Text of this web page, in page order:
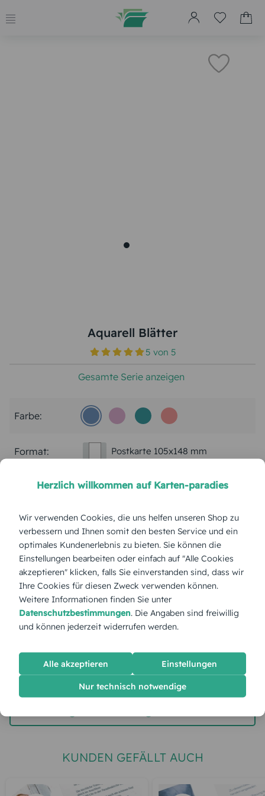
Aquarell Blätter
5 von 5
Gesamte Serie anzeigen
Farbe:
Format: Postkarte 105x148 mm
Papierart: Bilderdruck
Menge:
Stückpreis: 1,55 €
Gesamtpreis: 38,75 €
jetzt gestalten
KUNDEN GEFÄLLT AUCH
Herzlich willkommen auf Karten-paradies
Wir verwenden Cookies, die uns helfen unseren Shop zu
verbessern und Ihnen somit den besten Service und ein
optimales Kundenerlebnis zu bieten. Sie können die
Einstellungen bearbeiten oder einfach auf "Alle Cookies
akzeptieren" klicken, falls Sie einverstanden sind, dass wir
Ihre Cookies für diesen Zweck verwenden können.
Weitere Informationen finden Sie unter
Datenschutzbestimmungen. Die Angaben sind freiwillig
und können jederzeit widerrufen werden.
Alle akzeptieren Einstellungen
Nur technisch notwendige